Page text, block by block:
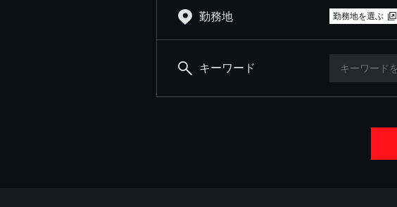
勤務地 勤務地を選ぶ
キーワード